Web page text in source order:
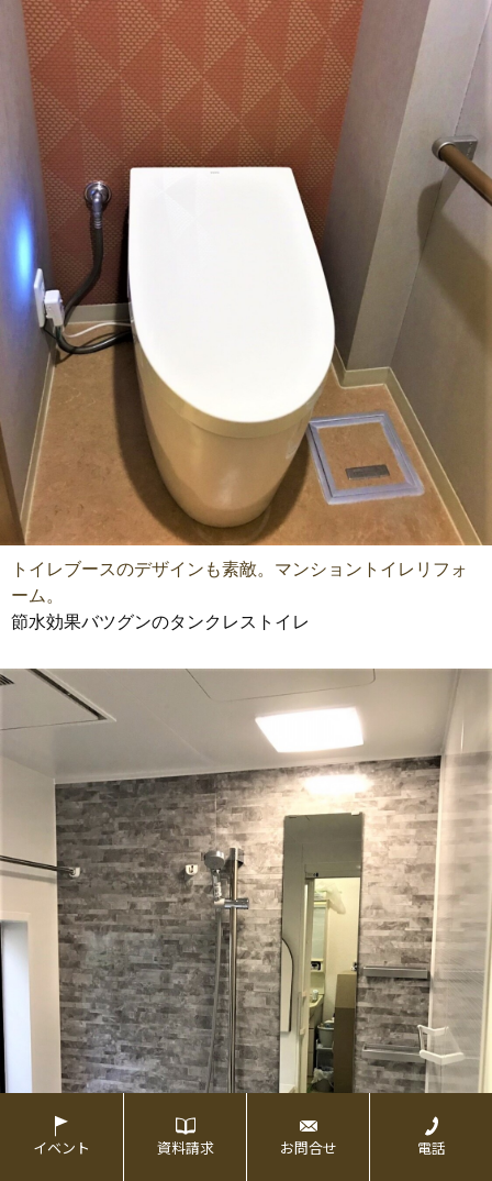
トイレブースのデザインも素敵。マンショントイレリフォ
ーム。
節水効果バツグンのタンクレストイレ
イベント 資料請求 お問合せ 電話